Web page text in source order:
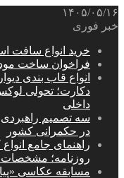
۱۴۰۵/۰۵/۱۶
خبر فوری
خرید انواع سافت
فراخوان ساخت
انواع قاب بندی
دکارت؛ تحولی
داخلی
سه تصمیم راهبردی
در حکمرانی کشور
راهنمای جامع
روزنامه؛ مشخصات
مسابقه عکاسی